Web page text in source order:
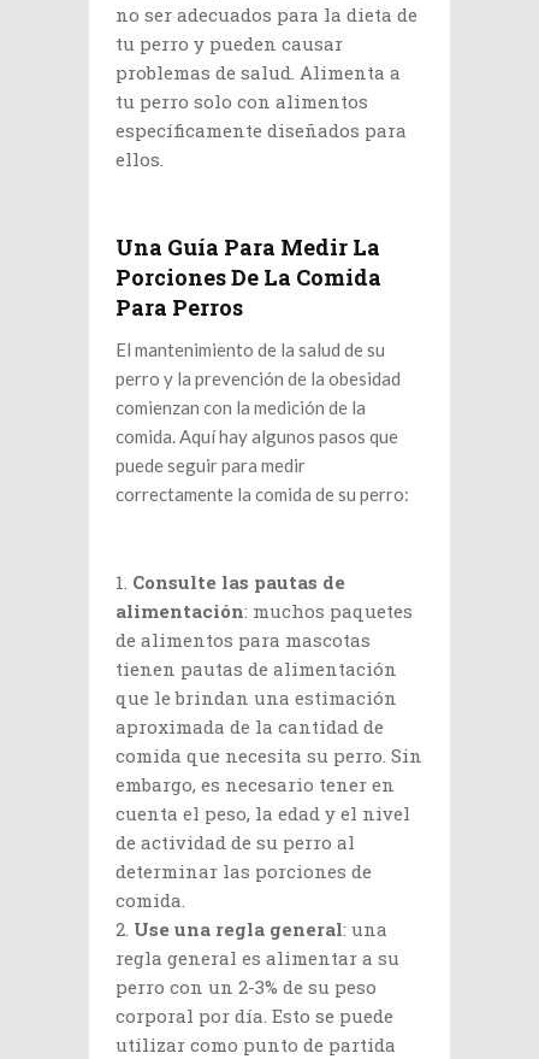
no ser adecuados para la dieta de
tu perro y pueden causar
problemas de salud. Alimenta a
tu perro solo con alimentos
específicamente diseñados para
ellos.
Una Guía Para Medir La
Porciones De La Comida
Para Perros
El mantenimiento de la salud de su
perro y la prevención de la obesidad
comienzan con la medición de la
comida. Aquí hay algunos pasos que
puede seguir para medir
correctamente la comida de su perro:
Consulte las pautas de
alimentación: muchos paquetes
de alimentos para mascotas
tienen pautas de alimentación
que le brindan una estimación
aproximada de la cantidad de
comida que necesita su perro. Sin
embargo, es necesario tener en
cuenta el peso, la edad y el nivel
de actividad de su perro al
determinar las porciones de
comida.
Use una regla general: una
regla general es alimentar a su
perro con un 2-3% de su peso
corporal por día. Esto se puede
utilizar como punto de partida